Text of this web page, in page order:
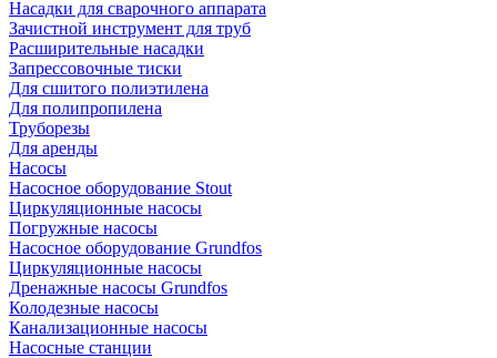
Насадки для сварочного аппарата
Зачистной инструмент для труб
Расширительные насадки
Запрессовочные тиски
Для сшитого полиэтилена
Для полипропилена
Труборезы
Для аренды
Насосы
Насосное оборудование Stout
Циркуляционные насосы
Погружные насосы
Насосное оборудование Grundfos
Циркуляционные насосы
Дренажные насосы Grundfos
Колодезные насосы
Канализационные насосы
Насосные станции